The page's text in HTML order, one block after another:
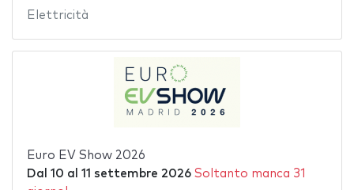
Elettricità
Euro EV Show 2026
Dal 10 al 11 settembre 2026 Soltanto manca 31